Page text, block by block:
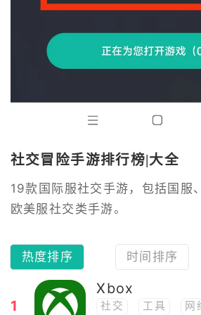
社交冒险手游排行榜|大全
19款国际服社交手游，包括国服
欧美服社交类手游。
热度排序 时间排序
1
Xbox
社交 工具
网